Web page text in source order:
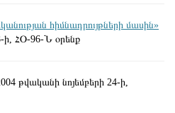
հիմնադրույթների մասին»
ի, ՀՕ-96-Ն օրենք
թվականի նոյեմբերի 24-ի,